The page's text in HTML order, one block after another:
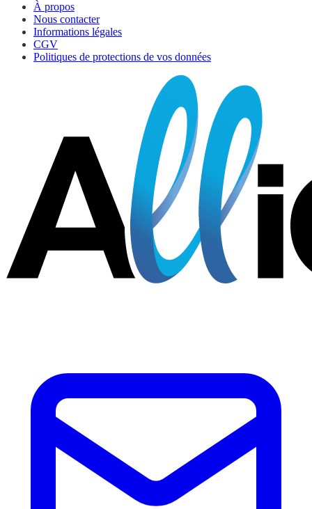
À propos
Nous contacter
Informations légales
CGV
Politiques de protections de vos données